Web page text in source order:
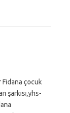
Fidana çocuk
şarkısı,yhs-